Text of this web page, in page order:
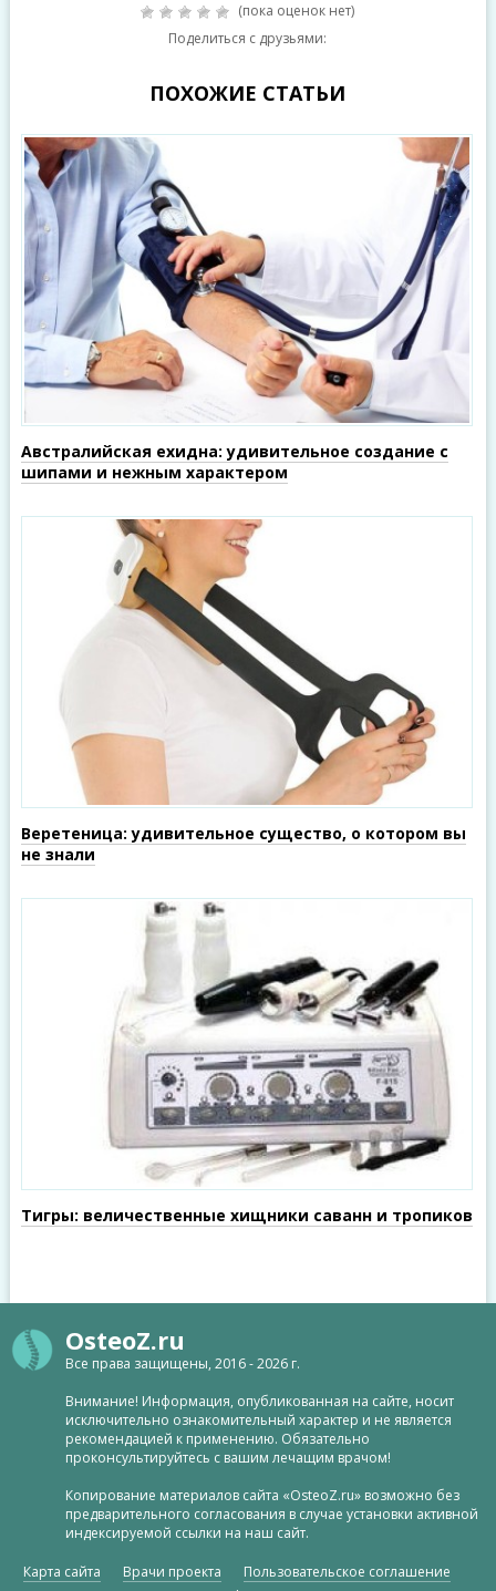
(пока оценок нет)
Поделиться с друзьями:
ПОХОЖИЕ СТАТЬИ
Австралийская ехидна: удивительное создание с
шипами и нежным характером
Веретеница: удивительное существо, о котором вы
не знали
Тигры: величественные хищники саванн и тропиков
OsteoZ.ru
Все права защищены, 2016 - 2026 г.
Внимание! Информация, опубликованная на сайте, носит
исключительно ознакомительный характер и не является
рекомендацией к применению. Обязательно
проконсультируйтесь с вашим лечащим врачом!
Копирование материалов сайта «OsteoZ.ru» возможно без
предварительного согласования в случае установки активной
индексируемой ссылки на наш сайт.
Карта сайта Врачи проекта
Пользовательское соглашение